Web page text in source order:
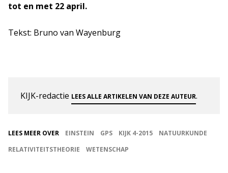
tot en met 22 april.
Tekst: Bruno van Wayenburg
KIJK-redactie LEES ALLE ARTIKELEN VAN DEZE AUTEUR.
LEES MEER OVER EINSTEIN GPS KIJK 4-2015
NATUURKUNDE
RELATIVITEITSTHEORIE
WETENSCHAP